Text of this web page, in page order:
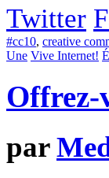
Twitter
#cc10, creative
Une Vive Internet!
Offrez-
par